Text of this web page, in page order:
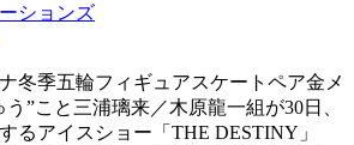
ションズ
冬季五輪フィギュアスケートペア金メ
”こと三浦璃来／木原龍一組が30日、
るアイスショー「THE DESTINY」